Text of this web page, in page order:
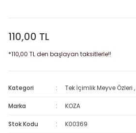
110,00 TL
*110,00 TL den başlayan taksitlerle!!
Kategori Tek İçimlik Meyve Özleri ,
Marka KOZA
Stok Kodu K00369